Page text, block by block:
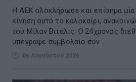
Η ΑΕΚ ολοκλήρωσε και επίσημα
κίνηση αυτό το καλοκαίρι,
του Μίλαν Βιτάλις. Ο 24χρονος
υπέγραψε συμβόλαιο συν...
06 Αυγούστου 2026